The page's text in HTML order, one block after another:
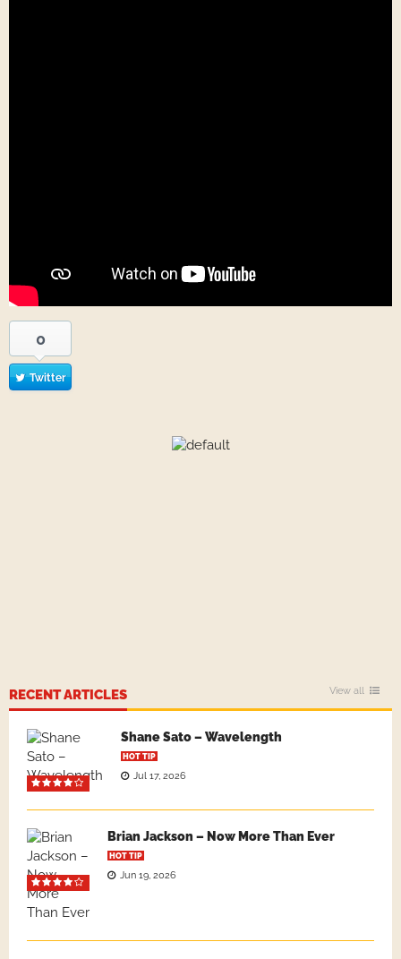
0
Twitter
RECENT ARTICLES View all
Shane Sato – Wavelength
HOT TIP
Jul 17, 2026
Brian Jackson – Now More Than Ever
HOT TIP
Jun 19, 2026